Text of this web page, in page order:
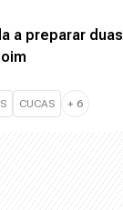
a preparar duas
CUCAS + 6